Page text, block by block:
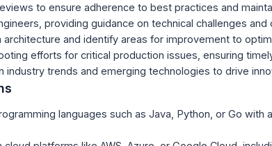
to ensure adherence to best practices and
providing guidance on technical challenges
architecture and identify areas for improvement to
efforts for critical production issues, ensuring
industry trends and emerging technologies to drive
languages such as Java, Python, or Go with